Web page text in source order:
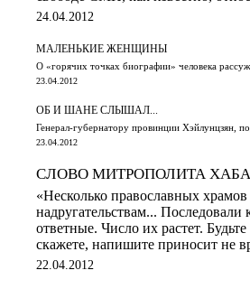
24.04.2012
МАЛЕНЬКИЕ ЖЕНЩИНЫ
О «горячих точках биографии» человека
23.04.2012
ОБ И ШАНЕ СЛЫШАЛ...
Генерал-губернатору провинции Хэйлунцзян,
23.04.2012
СЛОВО МИТРОПОЛИТА
«Несколько православных
надругательствам...
ответные. Число их растет.
скажете, напишите приносит не
22.04.2012